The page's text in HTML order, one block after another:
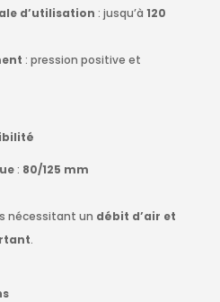
d’utilisation : jusqu’à 120
: pression positive et
: 80/125 mm
nécessitant un débit d’air et
.